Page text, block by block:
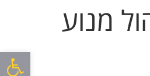
פתח
מנוע